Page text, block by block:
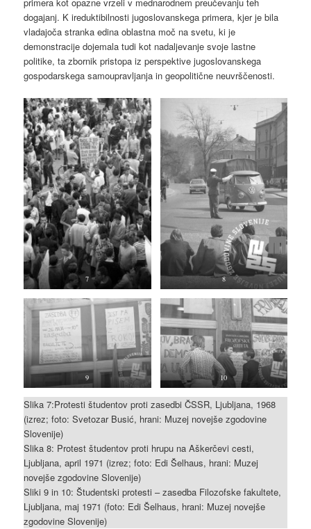
primera kot opazne vrzeli v mednarodnem preučevanju teh
dogajanj. K ireduktibilnosti jugoslovanskega primera, kjer je bila
vladajoča stranka edina oblastna moč na svetu, ki je
demonstracije dojemala tudi kot nadaljevanje svoje lastne
politike, ta zbornik pristopa iz perspektive jugoslovanskega
gospodarskega samoupravljanja in geopolitične neuvrščenosti.
7 8
9 10
Slika 7:Protesti študentov proti zasedbi ČSSR, Ljubljana, 1968
(izrez; foto: Svetozar Busić, hrani: Muzej novejše zgodovine
Slovenije)
Slika 8: Protest študentov proti hrupu na Aškerčevi cesti,
Ljubljana, april 1971 (izrez; foto: Edi Šelhaus, hrani: Muzej
novejše zgodovine Slovenije)
Sliki 9 in 10: Študentski protesti – zasedba Filozofske fakultete,
Ljubljana, maj 1971 (foto: Edi Šelhaus, hrani: Muzej novejše
zgodovine Slovenije)